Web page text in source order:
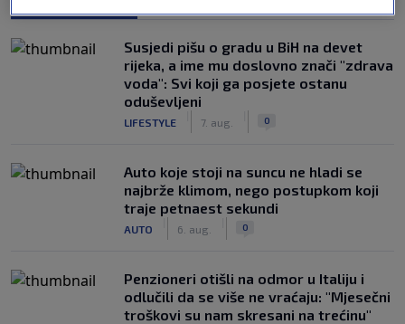
Susjedi pišu o gradu u BiH na devet
rijeka, a ime mu doslovno znači "zdrava
voda": Svi koji ga posjete ostanu
oduševljeni
LIFESTYLE 7. aug. 0
Auto koje stoji na suncu ne hladi se
najbrže klimom, nego postupkom koji
traje petnaest sekundi
AUTO 6. aug. 0
Penzioneri otišli na odmor u Italiju i
odlučili da se više ne vraćaju: "Mjesečni
troškovi su nam skresani na trećinu"